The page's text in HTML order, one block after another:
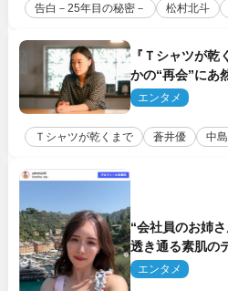
告白－25年目の秘密－ 松村北斗
『Ｔシャツが乾
かの“再会”にあ
した!!」「今さ
エンタメ
Ｔシャツが乾くまで 蒼井優 中
“会社員のお姉さ
透き通る素肌の
響エンタメ